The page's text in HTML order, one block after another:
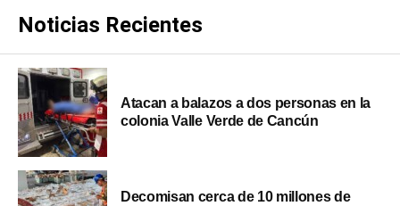
Noticias Recientes
Atacan a balazos a dos personas en la
colonia Valle Verde de Cancún
Decomisan cerca de 10 millones de